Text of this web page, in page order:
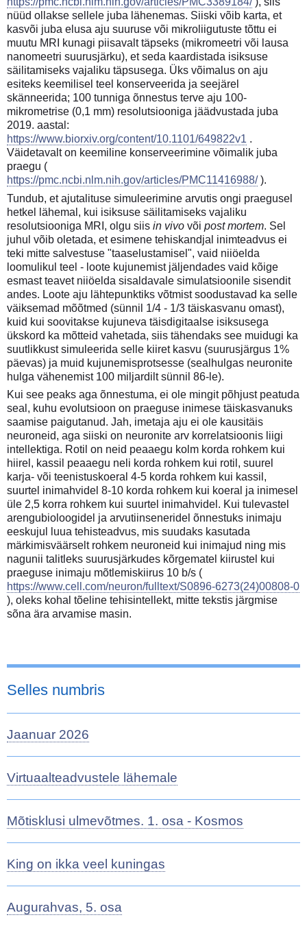
nüüd ollakse sellele juba lähenemas. Siiski võib karta, et
kasvõi juba elusa aju suuruse või mikroliigutuste tõttu ei
muutu MRI kunagi piisavalt täpseks (mikromeetri või lausa
nanomeetri suurusjärku), et seda kaardistada isiksuse
säilitamiseks vajaliku täpsusega. Üks võimalus on aju
esiteks keemilisel teel konserveerida ja seejärel
skänneerida; 100 tunniga õnnestus terve aju 100-
mikrometrise (0,1 mm) resolutsiooniga jäädvustada juba
2019. aastal:
https://www.biorxiv.org/content/10.1101/649822v1 .
Väidetavalt on keemiline konserveerimine võimalik juba
praegu (
https://pmc.ncbi.nlm.nih.gov/articles/PMC11416988/ ).
Tundub, et ajutalituse simuleerimine arvutis ongi praegusel
hetkel lähemal, kui isiksuse säilitamiseks vajaliku
resolutsiooniga MRI, olgu siis in vivo või post mortem. Sel
juhul võib oletada, et esimene tehiskandjal inimteadvus ei
teki mitte salvestuse "taaselustamisel", vaid niiöelda
loomulikul teel - loote kujunemist jäljendades vaid kõige
esmast teavet niiöelda sisaldavale simulatsioonile sisendit
andes. Loote aju lähtepunktiks võtmist soodustavad ka selle
väiksemad mõõtmed (sünnil 1/4 - 1/3 täiskasvanu omast),
kuid kui soovitakse kujuneva täisdigitaalse isiksusega
ükskord ka mõtteid vahetada, siis tähendaks see muidugi ka
suutlikkust simuleerida selle kiiret kasvu (suurusjärgus 1%
päevas) ja muid kujunemisprotsesse (sealhulgas neuronite
hulga vähenemist 100 miljardilt sünnil 86-le).
Kui see peaks aga õnnestuma, ei ole mingit põhjust peatuda
seal, kuhu evolutsioon on praeguse inimese täiskasvanuks
saamise paigutanud. Jah, imetaja aju ei ole kausitäis
neuroneid, aga siiski on neuronite arv korrelatsioonis liigi
intellektiga. Rotil on neid peaaegu kolm korda rohkem kui
hiirel, kassil peaaegu neli korda rohkem kui rotil, suurel
karja- või teenistuskoeral 4-5 korda rohkem kui kassil,
suurtel inimahvidel 8-10 korda rohkem kui koeral ja inimesel
üle 2,5 korra rohkem kui suurtel inimahvidel. Kui tulevastel
arengubioloogidel ja arvutiinseneridel õnnestuks inimaju
eeskujul luua tehisteadvus, mis suudaks kasutada
märkimisväärselt rohkem neuroneid kui inimajud ning mis
nagunii talitleks suurusjärkudes kõrgematel kiirustel kui
praeguse inimaju mõtlemiskiirus 10 b/s (
https://www.cell.com/neuron/fulltext/S0896-6273(24)00808-0
), oleks kohal tõeline tehisintellekt, mitte tekstis järgmise
sõna ära arvamise masin.
Selles numbris
Jaanuar 2026
Virtuaalteadvustele lähemale
Mõtisklusi ulmevõtmes. 1. osa - Kosmos
King on ikka veel kuningas
Augurahvas, 5. osa